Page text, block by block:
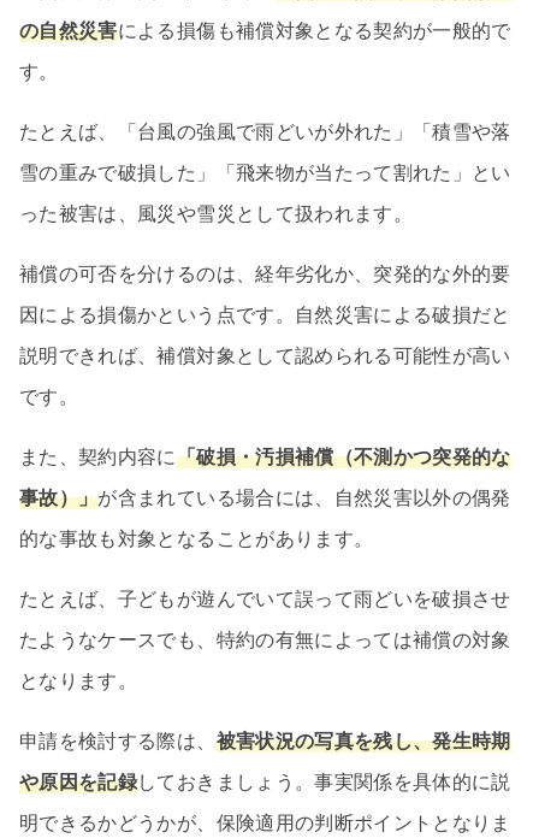
の自然災害による損傷も補償対象となる契約が一般的で
す。
たとえば、「台風の強風で雨どいが外れた」「積雪や落
雪の重みで破損した」「飛来物が当たって割れた」とい
った被害は、風災や雪災として扱われます。
補償の可否を分けるのは、経年劣化か、突発的な外的要
因による損傷かという点です。自然災害による破損だと
説明できれば、補償対象として認められる可能性が高い
です。
また、契約内容に「破損・汚損補償（不測かつ突発的な
事故）」が含まれている場合には、自然災害以外の偶発
的な事故も対象となることがあります。
たとえば、子どもが遊んでいて誤って雨どいを破損させ
たようなケースでも、特約の有無によっては補償の対象
となります。
申請を検討する際は、 被害状況の写真を残し、発生時期
や原因を記録しておきましょう。事実関係を具体的に説
明できるかどうかが、保険適用の判断ポイントとなりま